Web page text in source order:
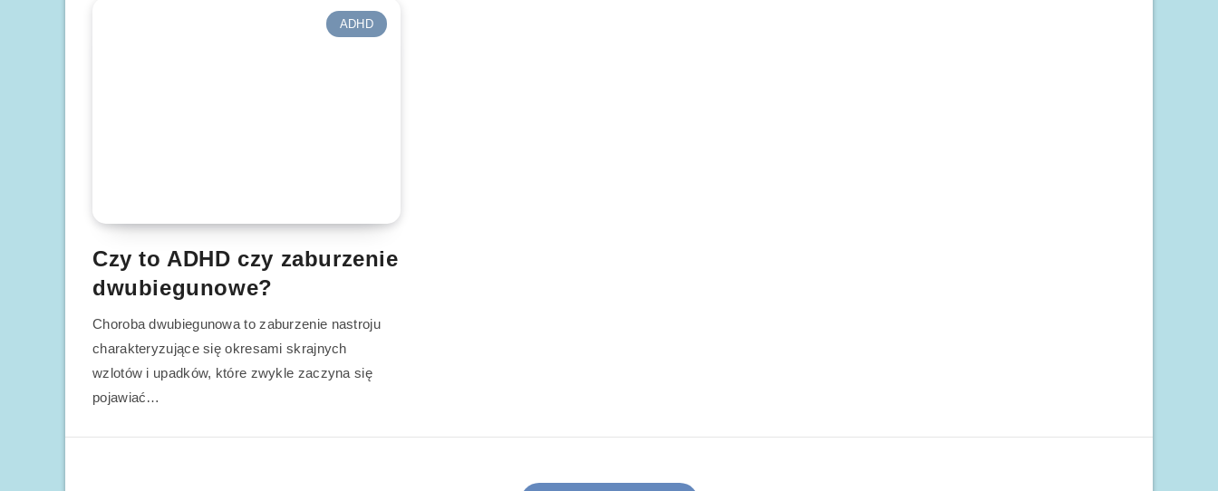
ADHD
Czy to ADHD czy zaburzenie
dwubiegunowe?
Choroba dwubiegunowa to zaburzenie nastroju
charakteryzujące się okresami skrajnych
wzlotów i upadków, które zwykle zaczyna się
pojawiać…